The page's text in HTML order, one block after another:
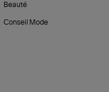
Beauté
Conseil Mode